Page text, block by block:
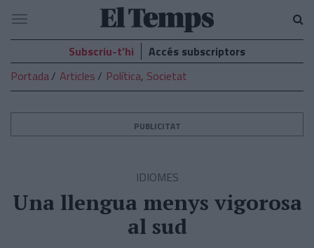
El
Temps
Navegació
Subscriu-t’hi
Accés subscriptors
Portada
Articles Política, Societat
PUBLICITAT
IDIOMES
Una llengua menys vigorosa
al sud